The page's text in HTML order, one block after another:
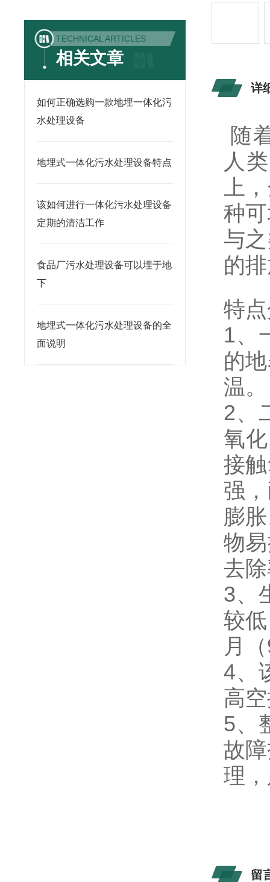
TECHNICAL ARTICLES
相关文章
如何正确选购一款地埋一体化污
水处理设备
地埋式一体化污水处理设备特点
该如何进行一体化污水处理设备
定期的清洁工作
食品厂污水处理设备可以埋于地
下
地埋式一体化污水处理设备的全
面说明
详
随
人
上
种
与
的
特
1、
的
温。
2、
氧
接
强
膨
物
去
3、
较
月
4、
高
5、
故
理
留